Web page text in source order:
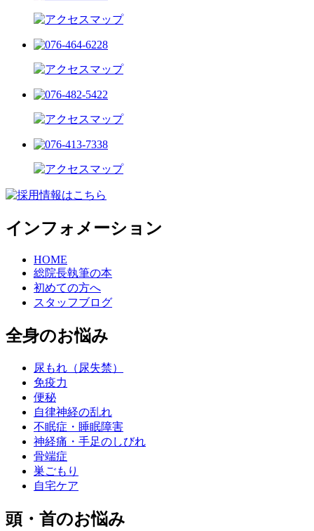
インフォメーション
HOME
総院長執筆の本
初めての方へ
スタッフブログ
全身のお悩み
尿もれ（尿失禁）
免疫力
便秘
自律神経の乱れ
不眠症・睡眠障害
神経痛・手足のしびれ
骨端症
巣ごもり
自宅ケア
頭・首のお悩み